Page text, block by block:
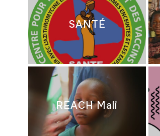
SANTÉ
REACH Mali